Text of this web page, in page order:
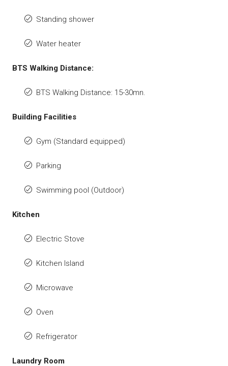
Standing shower
Water heater
BTS Walking Distance:
BTS Walking Distance: 15-30mn.
Building Facilities
Gym (Standard equipped)
Parking
Swimming pool (Outdoor)
Kitchen
Electric Stove
Kitchen Island
Microwave
Oven
Refrigerator
Laundry Room